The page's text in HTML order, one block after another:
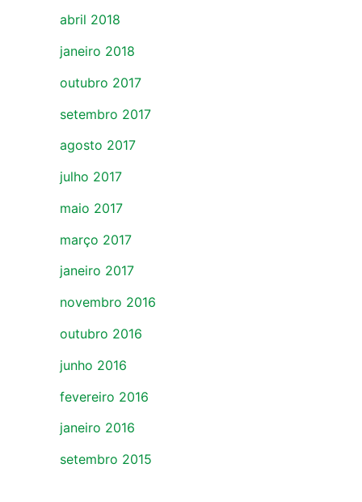
abril 2018
janeiro 2018
outubro 2017
setembro 2017
agosto 2017
julho 2017
maio 2017
março 2017
janeiro 2017
novembro 2016
outubro 2016
junho 2016
fevereiro 2016
janeiro 2016
setembro 2015